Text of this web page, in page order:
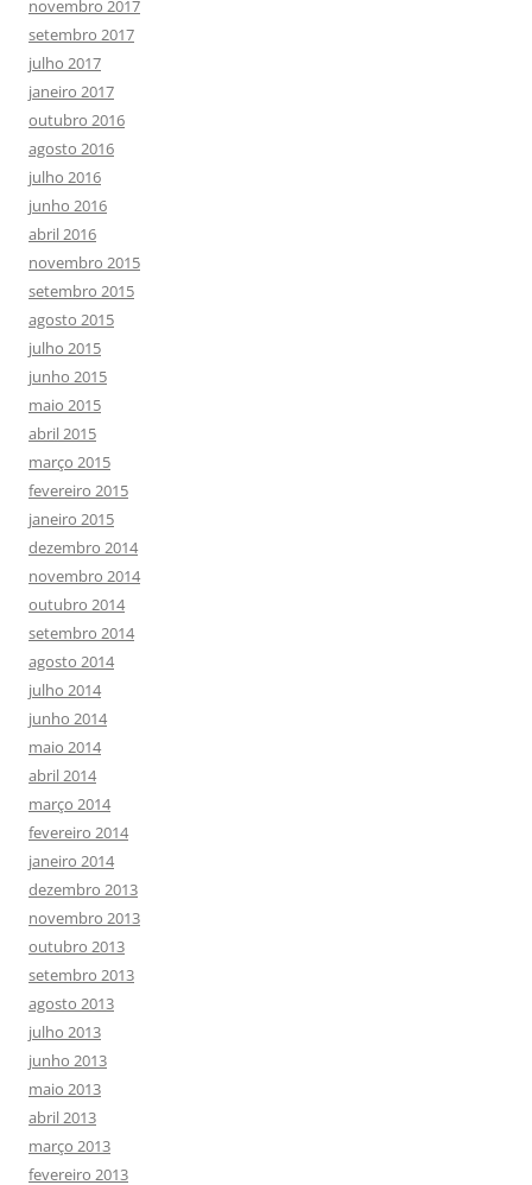
novembro 2017
setembro 2017
julho 2017
janeiro 2017
outubro 2016
agosto 2016
julho 2016
junho 2016
abril 2016
novembro 2015
setembro 2015
agosto 2015
julho 2015
junho 2015
maio 2015
abril 2015
março 2015
fevereiro 2015
janeiro 2015
dezembro 2014
novembro 2014
outubro 2014
setembro 2014
agosto 2014
julho 2014
junho 2014
maio 2014
abril 2014
março 2014
fevereiro 2014
janeiro 2014
dezembro 2013
novembro 2013
outubro 2013
setembro 2013
agosto 2013
julho 2013
junho 2013
maio 2013
abril 2013
março 2013
fevereiro 2013